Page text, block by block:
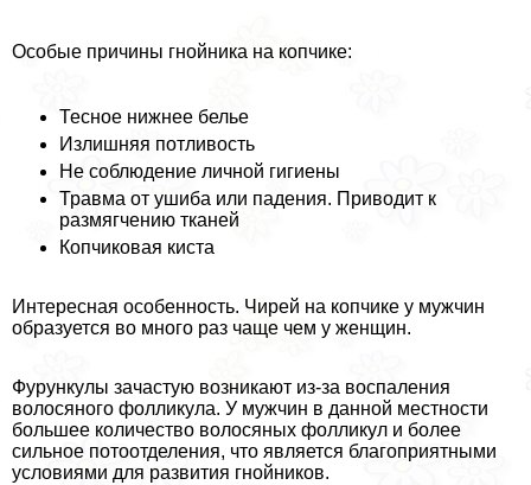
Особые причины гнойника на копчике:
Тесное нижнее белье
Излишняя потливость
Не соблюдение личной гигиены
Травма от ушиба или падения. Приводит к
размягчению тканей
Копчиковая киста
Интересная особенность. Чирей на копчике у мужчин
образуется во много раз чаще чем у женщин.
Фурункулы зачастую возникают из-за воспаления
волосяного фолликула. У мужчин в данной местности
большее количество волосяных фолликул и более
сильное потоотделения, что является благоприятными
условиями для развития гнойников.